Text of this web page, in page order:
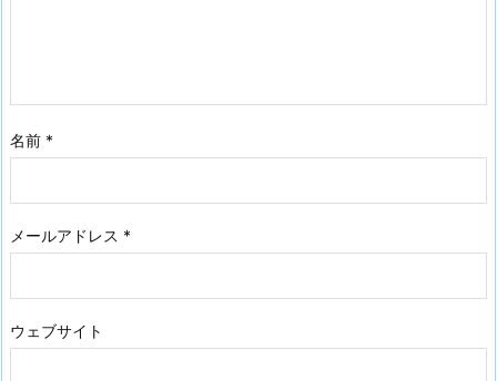
名前 *
メールアドレス *
ウェブサイト